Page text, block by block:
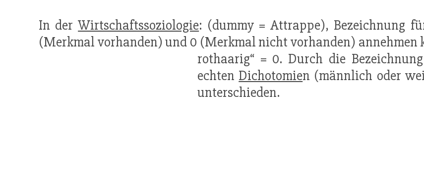
In derWirtschaftssoziologie: (dummy = Attrappe), Bezeichnung
(Merkmal vorhanden) und 0 (Merkmal nicht vorhanden) annehmen
rothaarig“ = 0. Durch die
echten Dichotomien (männlich oder
unterschieden.